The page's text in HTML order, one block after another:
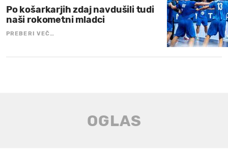
Po košarkarjih zdaj navdušili tudi
naši rokometni mladci
PREBERI VEČ…